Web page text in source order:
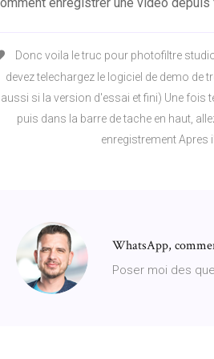
Donc voila le truc pour photofiltre
devez telechargez le logiciel de demo de
aussi si la version d'essai et fini) Une fois
puis dans la barre de tache en haut,
enregistrement Apres
WhatsApp,
Poser moi des